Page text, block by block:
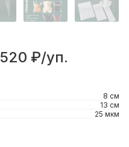
520 ₽/уп.
8 см
13 см
25 мкм